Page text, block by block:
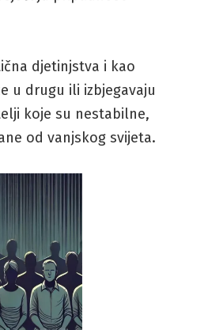
djetinjstva i kao
u drugu ili izbjegavaju
koje su nestabilne,
od vanjskog svijeta.